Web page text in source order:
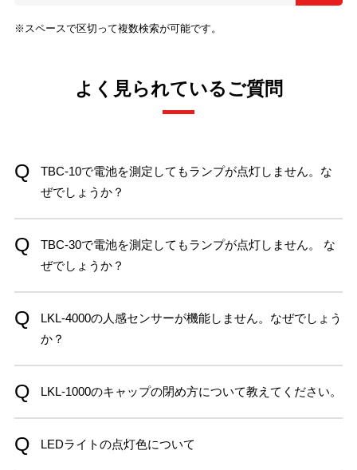
※スペースで区切って複数検索が可能です。
よく見られているご質問
TBC-10で電池を測定してもランプが点灯しません。な
ぜでしょうか？
TBC-30で電池を測定してもランプが点灯しません。 な
ぜでしょうか？
LKL-4000の人感センサーが機能しません。なぜでしょう
か？
LKL-1000のキャップの閉め方について教えてください。
LEDライトの点灯色について